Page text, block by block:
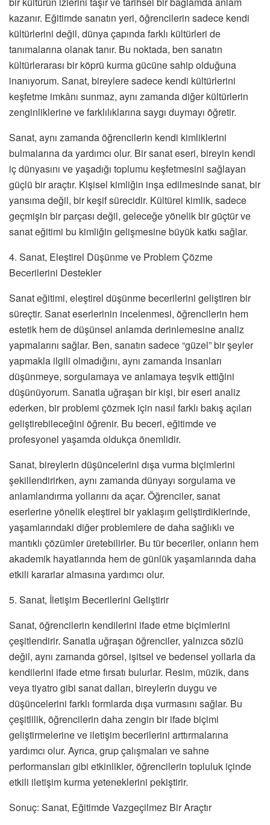
kazanır. Eğitimde sanatın yeri, öğrencilerin sadece kendi
kültürlerini değil, dünya çapında farklı kültürleri de
tanımalarına olanak tanır. Bu noktada, ben sanatın
kültürlerarası bir köprü kurma gücüne sahip olduğuna
inanıyorum. Sanat, bireylere sadece kendi kültürlerini
keşfetme imkânı sunmaz, aynı zamanda diğer kültürlerin
zenginliklerine ve farklılıklarına saygı duymayı öğretir.
Sanat, aynı zamanda öğrencilerin kendi kimliklerini
bulmalarına da yardımcı olur. Bir sanat eseri, bireyin kendi
iç dünyasını ve yaşadığı toplumu keşfetmesini sağlayan
güçlü bir araçtır. Kişisel kimliğin inşa edilmesinde sanat, bir
yansıma değil, bir keşif sürecidir. Kültürel kimlik, sadece
geçmişin bir parçası değil, geleceğe yönelik bir güçtür ve
sanat eğitimi bu kimliğin gelişmesine büyük katkı sağlar.
4. Sanat, Eleştirel Düşünme ve Problem Çözme
Becerilerini Destekler
Sanat eğitimi, eleştirel düşünme becerilerini geliştiren bir
süreçtir. Sanat eserlerinin incelenmesi, öğrencilerin hem
estetik hem de düşünsel anlamda derinlemesine analiz
yapmalarını sağlar. Ben, sanatın sadece “güzel” bir şeyler
yapmakla ilgili olmadığını, aynı zamanda insanları
düşünmeye, sorgulamaya ve anlamaya teşvik ettiğini
düşünüyorum. Sanatla uğraşan bir kişi, bir eseri analiz
ederken, bir problemi çözmek için nasıl farklı bakış açıları
geliştirebileceğini öğrenir. Bu beceri, eğitimde ve
profesyonel yaşamda oldukça önemlidir.
Sanat, bireylerin düşüncelerini dışa vurma biçimlerini
şekillendirirken, aynı zamanda dünyayı sorgulama ve
anlamlandırma yollarını da açar. Öğrenciler, sanat
eserlerine yönelik eleştirel bir yaklaşım geliştirdiklerinde,
yaşamlarındaki diğer problemlere de daha sağlıklı ve
mantıklı çözümler üretebilirler. Bu tür beceriler, onların hem
akademik hayatlarında hem de günlük yaşamlarında daha
etkili kararlar almasına yardımcı olur.
5. Sanat, İletişim Becerilerini Geliştirir
Sanat, öğrencilerin kendilerini ifade etme biçimlerini
çeşitlendirir. Sanatla uğraşan öğrenciler, yalnızca sözlü
değil, aynı zamanda görsel, işitsel ve bedensel yollarla da
kendilerini ifade etme fırsatı bulurlar. Resim, müzik, dans
veya tiyatro gibi sanat dalları, bireylerin duygu ve
düşüncelerini farklı formlarda dışa vurmasını sağlar. Bu
çeşitlilik, öğrencilerin daha zengin bir ifade biçimi
geliştirmelerine ve iletişim becerilerini arttırmalarına
yardımcı olur. Ayrıca, grup çalışmaları ve sahne
performansları gibi etkinlikler, öğrencilerin topluluk içinde
etkili iletişim kurma yeteneklerini pekiştirir.
Sonuç: Sanat, Eğitimde Vazgeçilmez Bir Araçtır